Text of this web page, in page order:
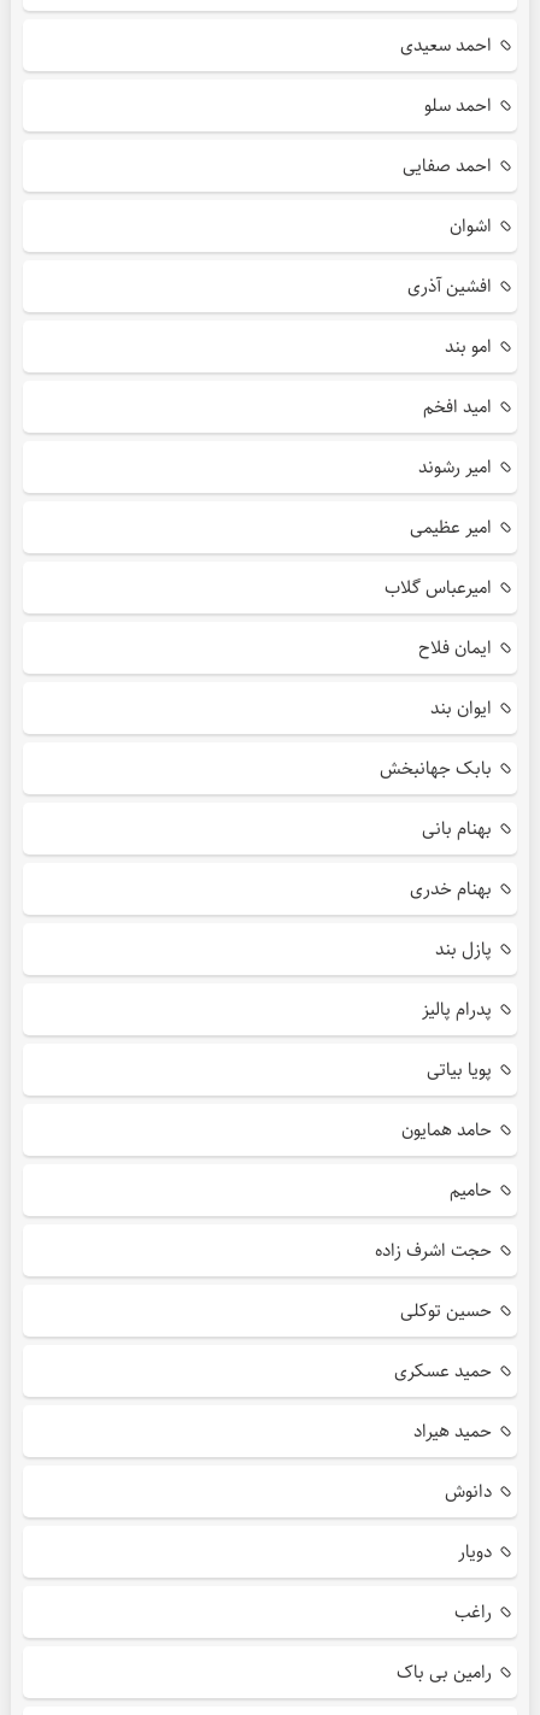
احمد سعیدی
احمد سلو
احمد صفایی
اشوان
افشین آذری
امو بند
امید افخم
امیر رشوند
امیر عظیمی
امیرعباس گلاب
ایمان فلاح
ایوان بند
بابک جهانبخش
بهنام بانی
بهنام خدری
پازل بند
پدرام پالیز
پویا بیاتی
حامد همایون
حامیم
حجت اشرف زاده
حسین توکلی
حمید عسکری
حمید هیراد
دانوش
دویار
راغب
رامین بی باک